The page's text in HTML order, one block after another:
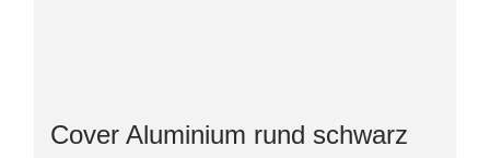
Cover Aluminium rund schwarz